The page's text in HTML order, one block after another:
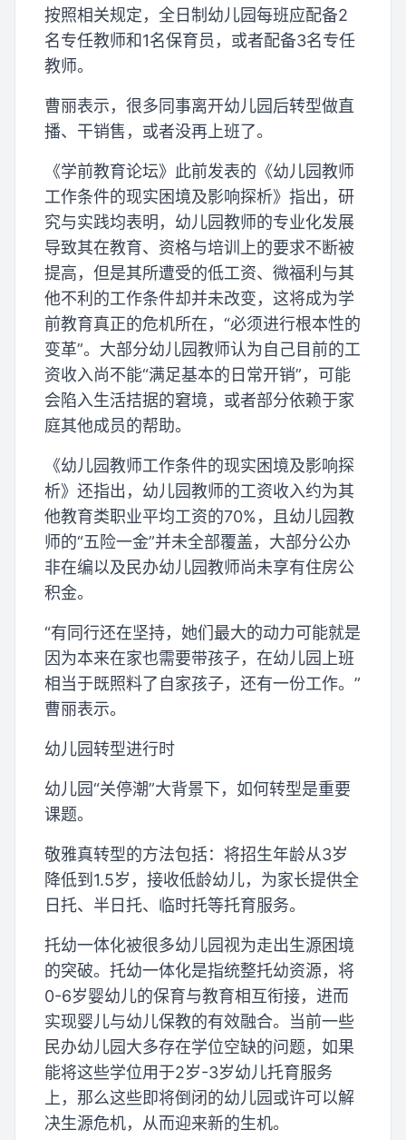
按照相关规定，全日制幼儿园每班应配备2
名专任教师和1名保育员，或者配备3名专任
教师。
曹丽表示，很多同事离开幼儿园后转型做直
播、干销售，或者没再上班了。
《学前教育论坛》此前发表的《幼儿园教师
工作条件的现实困境及影响探析》指出，研
究与实践均表明，幼儿园教师的专业化发展
导致其在教育、资格与培训上的要求不断被
提高，但是其所遭受的低工资、微福利与其
他不利的工作条件却并未改变，这将成为学
前教育真正的危机所在，“必须进行根本性的
变革”。大部分幼儿园教师认为自己目前的工
资收入尚不能“满足基本的日常开销”，可能
会陷入生活拮据的窘境，或者部分依赖于家
庭其他成员的帮助。
《幼儿园教师工作条件的现实困境及影响探
析》还指出，幼儿园教师的工资收入约为其
他教育类职业平均工资的70%，且幼儿园教
师的“五险一金”并未全部覆盖，大部分公办
非在编以及民办幼儿园教师尚未享有住房公
积金。
“有同行还在坚持，她们最大的动力可能就是
因为本来在家也需要带孩子，在幼儿园上班
相当于既照料了自家孩子，还有一份工作。”
曹丽表示。
幼儿园转型进行时
幼儿园“关停潮”大背景下，如何转型是重要
课题。
敬雅真转型的方法包括：将招生年龄从3岁
降低到1.5岁，接收低龄幼儿，为家长提供全
日托、半日托、临时托等托育服务。
托幼一体化被很多幼儿园视为走出生源困境
的突破。托幼一体化是指统整托幼资源，将
0-6岁婴幼儿的保育与教育相互衔接，进而
实现婴儿与幼儿保教的有效融合。当前一些
民办幼儿园大多存在学位空缺的问题，如果
能将这些学位用于2岁-3岁幼儿托育服务
上，那么这些即将倒闭的幼儿园或许可以解
决生源危机，从而迎来新的生机。